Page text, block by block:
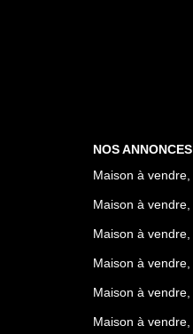
NOS ANNONCES
Maison à
Maison à
Maison à
Maison à
Maison à
Maison à